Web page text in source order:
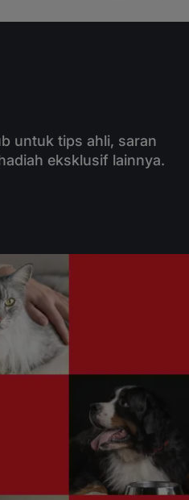
untuk tips ahli, saran
eksklusif lainnya.